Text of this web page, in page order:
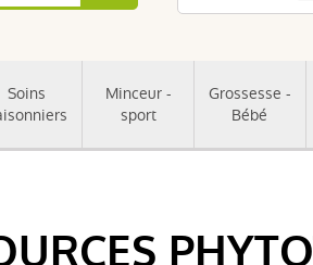
Soins
Minceur -
sport
Grossesse -
Bébé